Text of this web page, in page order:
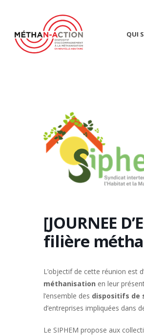
QUI
[JOURNEE
filière
L’objectif de cette réunion est
méthanisation en leur
l’ensemble des dispositifs de
d’entreprises impliquées dans
Le SIPHEM propose aux